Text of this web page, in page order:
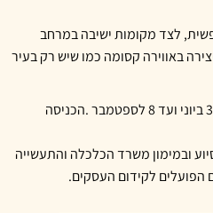
לצד מקומות ישיבה במרחב
באווירה קסומה כמו שיש רק בעיר
האירועים יתקיימו בימי שלישי מ-30 ביוני ועד 8 לספטמבר .הכניסה
ובמימון משרד הכלכלה והתעשייה
הפועלים לקידום העסקים.